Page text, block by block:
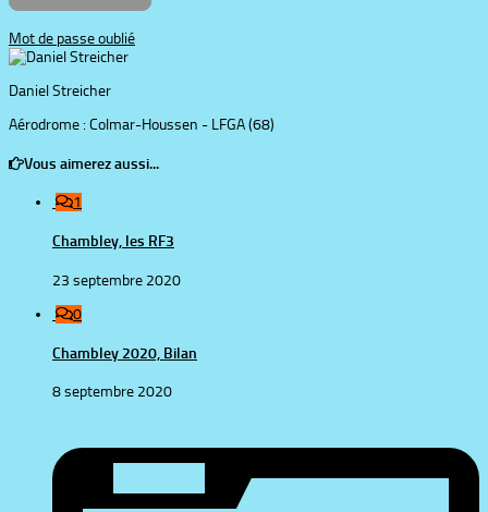
Mot de passe oublié
Daniel Streicher
Aérodrome : Colmar-Houssen - ‎LFGA (68)
Vous aimerez aussi...
1
Chambley, les RF3
23 septembre 2020
0
Chambley 2020, Bilan
8 septembre 2020